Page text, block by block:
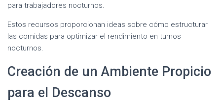
para trabajadores nocturnos.
Estos recursos proporcionan ideas sobre cómo estructurar
las comidas para optimizar el rendimiento en turnos
nocturnos.
Creación de un Ambiente Propicio
para el Descanso